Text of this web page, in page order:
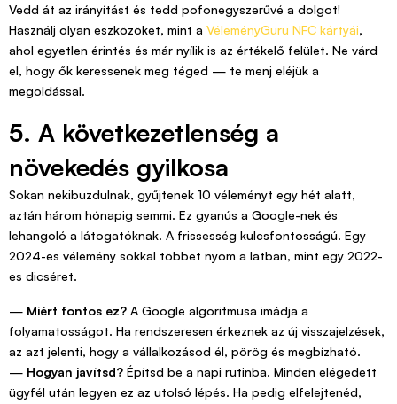
Vedd át az irányítást és tedd pofonegyszerűvé a dolgot!
Használj olyan eszközöket, mint a VéleményGuru NFC kártyái,
ahol egyetlen érintés és már nyílik is az értékelő felület. Ne várd
el, hogy ők keressenek meg téged — te menj eléjük a
megoldással.
5. A következetlenség a
növekedés gyilkosa
Sokan nekibuzdulnak, gyűjtenek 10 véleményt egy hét alatt,
aztán három hónapig semmi. Ez gyanús a Google-nek és
lehangoló a látogatóknak. A frissesség kulcsfontosságú. Egy
2024-es vélemény sokkal többet nyom a latban, mint egy 2022-
es dicséret.
— Miért fontos ez? A Google algoritmusa imádja a
folyamatosságot. Ha rendszeresen érkeznek az új visszajelzések,
az azt jelenti, hogy a vállalkozásod él, pörög és megbízható.
— Hogyan javítsd? Építsd be a napi rutinba. Minden elégedett
ügyfél után legyen ez az utolsó lépés. Ha pedig elfelejtenéd,